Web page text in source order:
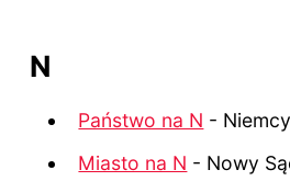
N
Państwo na N -
Miasto na N - Nowy